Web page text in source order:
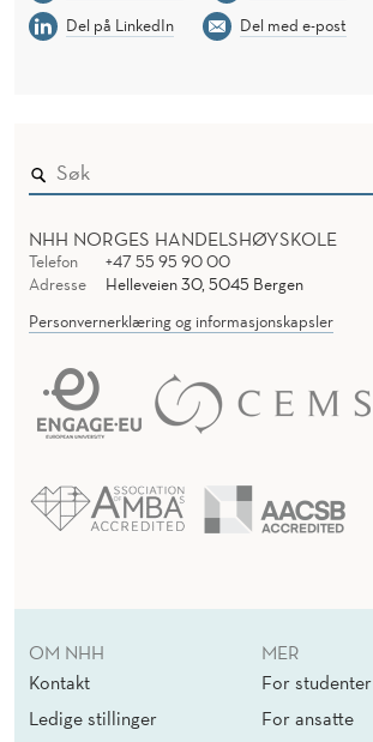
Del på LinkedIn
Del med e-post
NHH NORGES HANDELSHØYSKOLE
Telefon
+47 55 95 90 00
Adresse
Helleveien 30, 5045 Bergen
Personvernerklæring og informasjonskapsler
OM NHH
Kontakt
Ledige stillinger
MER
For studenter
For ansatte